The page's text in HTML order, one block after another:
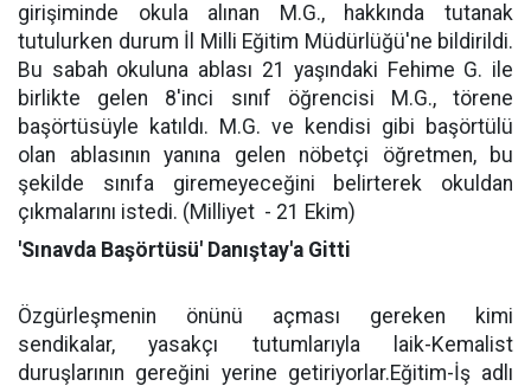
girişiminde okula alınan M.G., hakkında tutanak
tutulurken durum İl Milli Eğitim Müdürlüğü'ne bildirildi.
Bu sabah okuluna ablası 21 yaşındaki Fehime G. ile
birlikte gelen 8'inci sınıf öğrencisi M.G., törene
başörtüsüyle katıldı. M.G. ve kendisi gibi başörtülü
olan ablasının yanına gelen nöbetçi öğretmen, bu
şekilde sınıfa giremeyeceğini belirterek okuldan
çıkmalarını istedi. (Milliyet - 21 Ekim)
'Sınavda Başörtüsü' Danıştay'a Gitti
Özgürleşmenin önünü açması gereken kimi
sendikalar, yasakçı tutumlarıyla laik-Kemalist
duruşlarının gereğini yerine getiriyorlar.Eğitim-İş adlı